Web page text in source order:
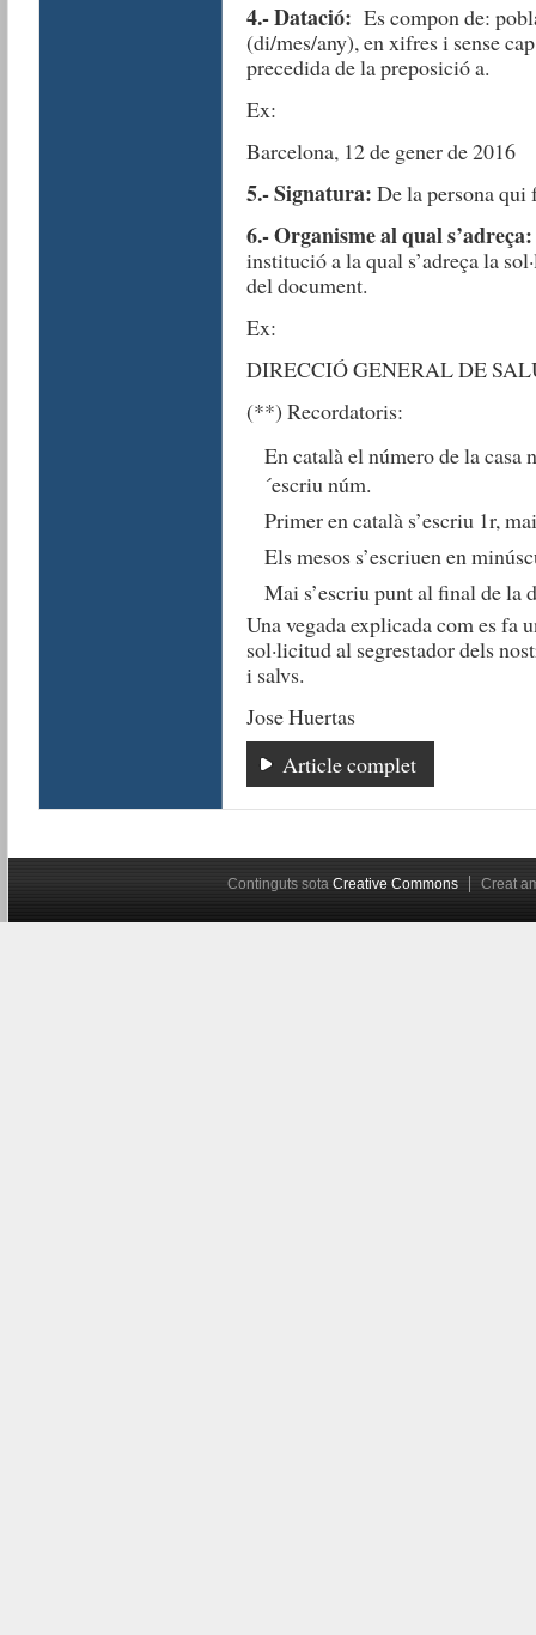
4.- Datació: Es compon de:
(di/mes/any), en xifres i sense
precedida de la preposició a.
Ex:
Barcelona, 12 de gener de 2016
5.- Signatura: De la persona
6.- Organisme al qual s’adreça:
institució a la qual s’adreça la
del document.
Ex:
DIRECCIÓ GENERAL DE
(**) Recordatoris:
En català el número de la casa
´escriu núm.
Primer en català s’escriu 1r,
Els mesos s’escriuen en
Mai s’escriu punt al final de la
Una vegada explicada com es fa
sol·licitud al segrestador dels
i salvs.
Jose Huertas
Article complet
Continguts sota Creative Commons Creat